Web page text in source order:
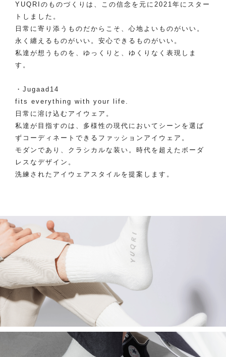
YUQRIのものづくりは、この信念を元に2021年にスター
トしました。
日常に寄り添うものだからこそ、心地よいものがいい。
永く纏えるものがいい。安心できるものがいい。
私達が想うものを、ゆっくりと、ゆくりなく表現しま
す。
・Jugaad14
fits everything with your life.
日常に溶け込むアイウェア。
私達が目指すのは、多様性の現代においてシーンを選ば
ずコーディネートできるファッションアイウェア。
モダンであり、クラシカルな装い。時代を超えたボーダ
レスなデザイン。
洗練されたアイウェアスタイルを提案します。